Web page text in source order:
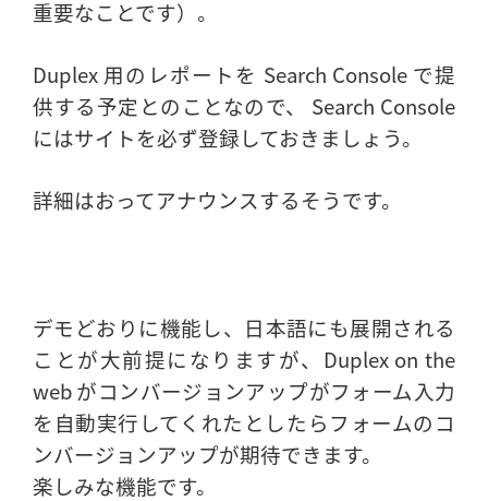
重要なことです）。
Duplex 用のレポートを Search Console で提
供する予定とのことなので、 Search Console
にはサイトを必ず登録しておきましょう。
詳細はおってアナウンスするそうです。
デモどおりに機能し、日本語にも展開される
ことが大前提になりますが、Duplex on the
web がコンバージョンアップがフォーム入力
を自動実行してくれたとしたらフォームのコ
ンバージョンアップが期待できます。
楽しみな機能です。